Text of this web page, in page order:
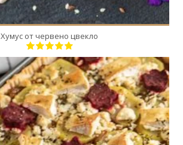
Хумус от червено цвекло